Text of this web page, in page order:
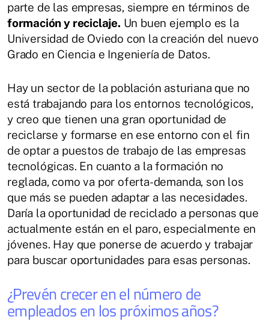
parte de las empresas, siempre en términos de
formación y reciclaje. Un buen ejemplo es la
Universidad de Oviedo con la creación del nuevo
Grado en Ciencia e Ingeniería de Datos.
Hay un sector de la población asturiana que no
está trabajando para los entornos tecnológicos,
y creo que tienen una gran oportunidad de
reciclarse y formarse en ese entorno con el fin
de optar a puestos de trabajo de las empresas
tecnológicas. En cuanto a la formación no
reglada, como va por oferta-demanda, son los
que más se pueden adaptar a las necesidades.
Daría la oportunidad de reciclado a personas que
actualmente están en el paro, especialmente en
jóvenes. Hay que ponerse de acuerdo y trabajar
para buscar oportunidades para esas personas.
¿Prevén crecer en el número de
empleados en los próximos años?